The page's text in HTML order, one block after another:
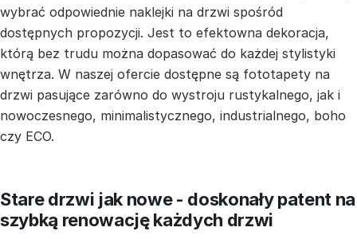
wybrać odpowiednie naklejki na drzwi spośród
dostępnych propozycji. Jest to efektowna dekoracja,
którą bez trudu można dopasować do każdej stylistyki
wnętrza. W naszej ofercie dostępne są fototapety na
drzwi pasujące zarówno do wystroju rustykalnego, jak i
nowoczesnego, minimalistycznego, industrialnego, boho
czy ECO.
Stare drzwi jak nowe - doskonały patent na
szybką renowację każdych drzwi